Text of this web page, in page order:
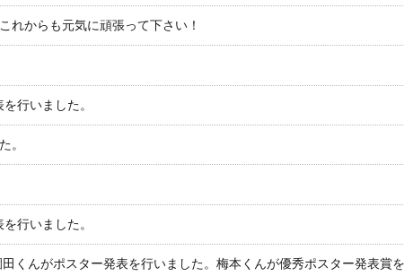
れからも元気に頑張って下さい！
行いました。
。
行いました。
んがポスター発表を行いました。梅本くんが優秀ポスター発表賞